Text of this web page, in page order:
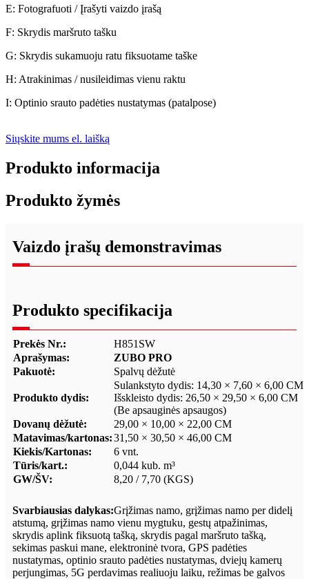
E: Fotografuoti / Įrašyti vaizdo įrašą
F: Skrydis maršruto tašku
G: Skrydis sukamuoju ratu fiksuotame taške
H: Atrakinimas / nusileidimas vienu raktu
I: Optinio srauto padėties nustatymas (patalpose)
Siųskite mums el. laišką
Produkto informacija
Produkto žymės
Vaizdo įrašų demonstravimas
Produkto specifikacija
Prekės Nr.:
H851SW
Aprašymas:
ZUBO PRO
Pakuotė:
Spalvų dėžutė
Produkto dydis:
Sulankstyto dydis: 14,30 × 7,60 × 6,00 CM
Išskleisto dydis: 26,50 × 29,50 × 6,00 CM
(Be apsauginės apsaugos)
Dovanų dėžutė:
29,00 × 10,00 × 22,00 CM
Matavimas/kartonas:31,50 × 30,50 × 46,00 CM
Kiekis/Kartonas:
6 vnt.
Tūris/kart.:
0,044 kub. m³
GW/ŠV:
8,20 / 7,70 (KGS)
Svarbiausias dalykas:Grįžimas namo, grįžimas namo per didelį
atstumą, grįžimas namo vienu mygtuku, gestų atpažinimas,
skrydis aplink fiksuotą tašką, skrydis pagal maršruto tašką,
sekimas paskui mane, elektroninė tvora, GPS padėties
nustatymas, optinio srauto padėties nustatymas, dviejų kamerų
perjungimas, 5G perdavimas realiuoju laiku, režimas be galvos